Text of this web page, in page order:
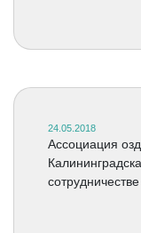
24.05.2018
Ассоциация
сотрудничестве